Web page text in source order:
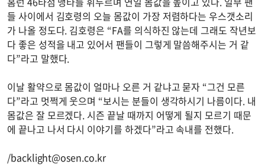
들 사이에서 김호령의 오늘 몸값이 가장 저렴하다는 우스갯소리
가 나올 정도다. 김호령은 “FA를 의식하진 않는데 그래도 작년보
다 좋은 성적을 내고 있어서 팬들이 그렇게 말씀해주시는 거 같
다”라고 말했다.
이날 활약으로 몸값이 얼마나 오른 거 같냐고 묻자 “그건 모른
다”라고 멋쩍게 웃으며 “보시는 분들이 생각하시기 나름이다. 내
몸값은 잘 모르겠다. 시즌 끝날 때까지 어떻게 될지 모르기 때문
에 끝나고 나서 다시 이야기를 하겠다”라고 속내를 전했다.
/backlight@osen.co.kr